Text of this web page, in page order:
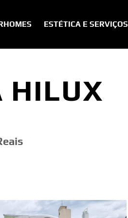
ESTÉTICA E SERVIÇOS
HILUX